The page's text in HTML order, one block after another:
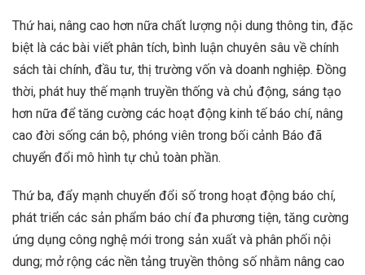
Thứ hai, nâng cao hơn nữa chất lượng nội dung thông tin, đặc
biệt là các bài viết phân tích, bình luận chuyên sâu về chính
sách tài chính, đầu tư, thị trường vốn và doanh nghiệp. Đồng
thời, phát huy thế mạnh truyền thống và chủ động, sáng tạo
hơn nữa để tăng cường các hoạt động kinh tế báo chí, nâng
cao đời sống cán bộ, phóng viên trong bối cảnh Báo đã
chuyển đổi mô hình tự chủ toàn phần.
Thứ ba, đẩy mạnh chuyển đổi số trong hoạt động báo chí,
phát triển các sản phẩm báo chí đa phương tiện, tăng cường
ứng dụng công nghệ mới trong sản xuất và phân phối nội
dung; mở rộng các nền tảng truyền thông số nhằm nâng cao